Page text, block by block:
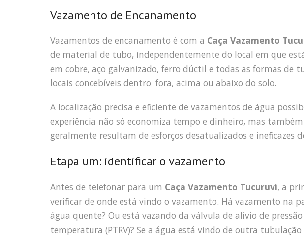
Vazamento de Encanamento
Vazamentos de encanamento é com a Caça Vazamento
de material de tubo, independentemente do local em que
em cobre, aço galvanizado, ferro dúctil e todas as formas de
locais concebíveis dentro, fora, acima ou abaixo do solo.
A localização precisa e eficiente de vazamentos de água
experiência não só economiza tempo e dinheiro, mas
geralmente resultam de esforços desatualizados e ineficazes
Etapa um: identificar o vazamento
Antes de telefonar para um Caça Vazamento Tucuruví, a
verificar de onde está vindo o vazamento. Há vazamento na
água quente? Ou está vazando da válvula de alívio de
temperatura (PTRV)? Se a água está vindo de outra